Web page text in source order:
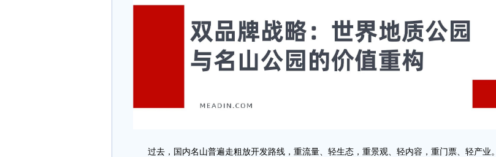
过去，国内名山普遍走粗放开发路线，重流量、轻生态，重景观、轻内容，重门票、轻产业。